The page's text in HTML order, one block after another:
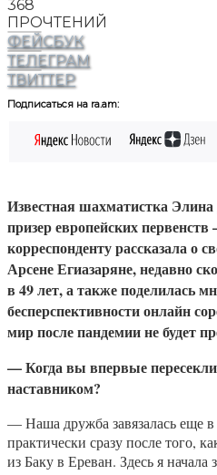
368
ПРОЧТЕНИЙ
ФЕЙСБУК
ТЕЛЕГРАМ
ТВИТТЕР
Подписаться на ra.am:
Известная шахматистка
призер европейских
корреспонденту рассказала о
Арсене Егиазаряне, недавно
в 49 лет, а также поделилась
бесперспективности онлайн
мир после пандемии не будет
— Когда вы впервые
наставником?
— Наша дружба завязалась еще
практически сразу после того,
из Баку в Ереван. Здесь я